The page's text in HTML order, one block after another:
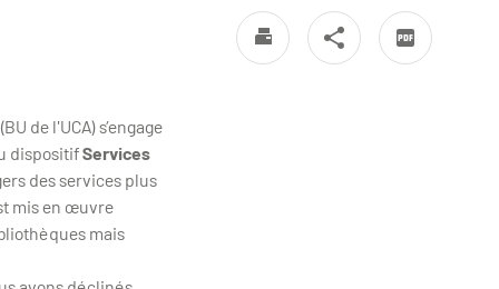
de l'UCA) s’engage
dispositifServices
des services plus
mis en œuvre
mais